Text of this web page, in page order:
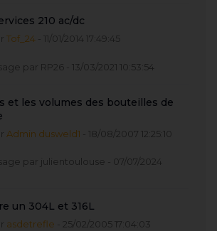
210 ac/dc
Tof_24 - 11/01/2014 17:49:45
par RP26 - 13/03/2021 10:53:54
et les volumes des bouteilles de
Admin dusweld1 - 18/08/2007 12:25:10
par julientoulouse - 07/07/2024
un 304L et 316L
asdetrefle - 25/02/2005 17:04:03